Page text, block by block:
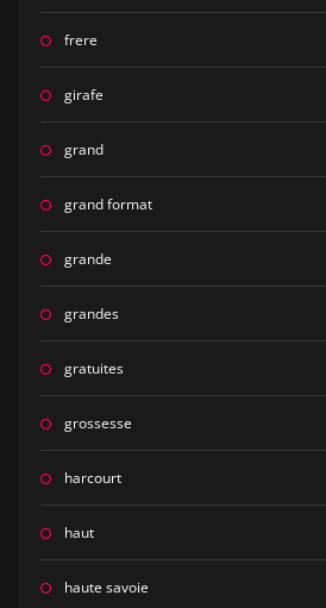
frere
girafe
grand
grand format
grande
grandes
gratuites
grossesse
harcourt
haut
haute savoie